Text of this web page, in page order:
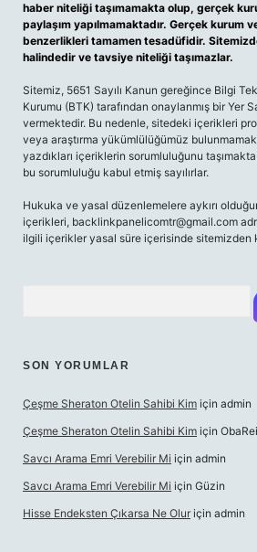
haber niteliği taşımamakta olup, gerçek
paylaşım yapılmamaktadır. Gerçek kurum
benzerlikleri tamamen tesadüfidir.
halindedir ve tavsiye niteliği taşımazlar.
Sitemiz, 5651 Sayılı Kanun gereğince Bilgi
Kurumu (BTK) tarafından onaylanmış bir Yer
vermektedir. Bu nedenle, sitedeki içerikleri
veya araştırma yükümlülüğümüz
yazdıkları içeriklerin sorumluluğunu
bu sorumluluğu kabul etmiş sayılırlar.
Hukuka ve yasal düzenlemelere aykırı
içerikleri, backlinkpanelicomtr@gmail.com
ilgili içerikler yasal süre içerisinde sitemizden
SON YORUMLAR
Çeşme Sheraton Otelin Sahibi Kim için admin
Çeşme Sheraton Otelin Sahibi Kim için
Savcı Arama Emri Verebilir Mi için admin
Savcı Arama Emri Verebilir Mi için Güzin
Hisse Endeksten Çıkarsa Ne Olur için admin